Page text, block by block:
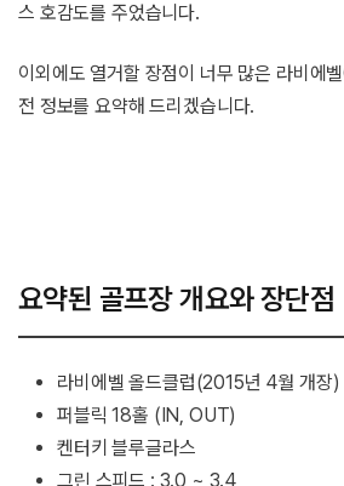
스 호감도를 주었습니다.
이외에도 열거할 장점이 너무 많은 라비에
전 정보를 요약해 드리겠습니다.
요약된 골프장 개요와 장단점
라비에벨 올드클럽(2015년 4월 개장)
퍼블릭 18홀 (IN, OUT)
켄터키 블루글라스
그린 스피드 : 3.0 ~ 3.4